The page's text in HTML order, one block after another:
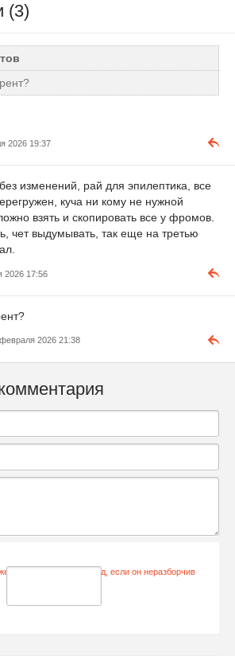
(3)
2026 19:37
изменений, рай для эпилептика, все
куча ни кому не нужной
взять и скопировать все у фромов.
чет выдумывать, так еще на третью
2026 17:56
2026 21:38